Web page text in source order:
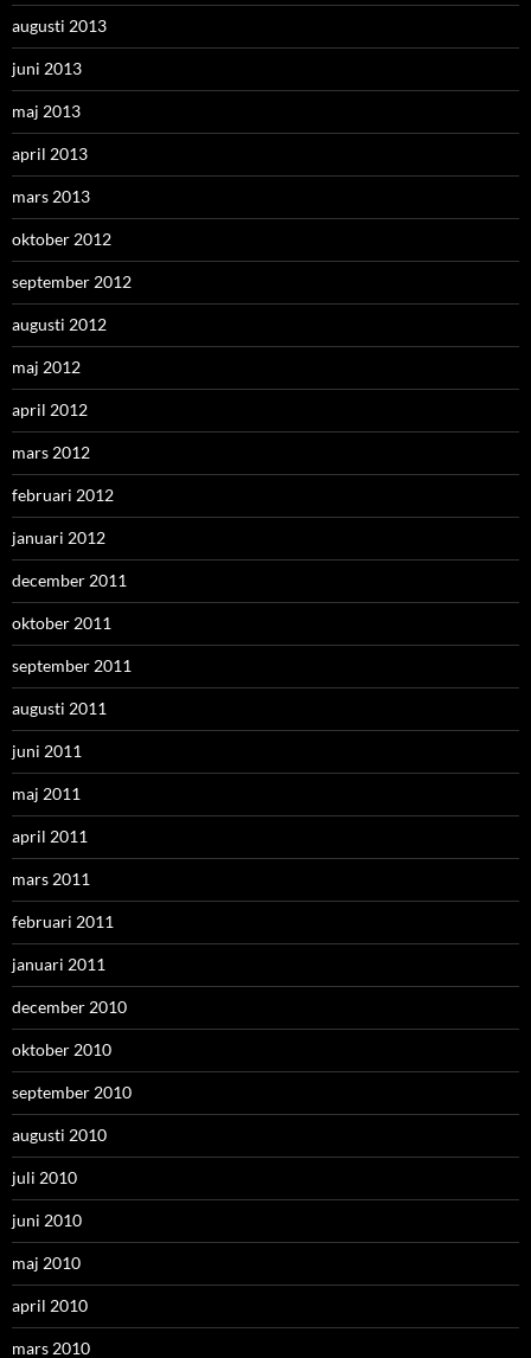
augusti 2013
juni 2013
maj 2013
april 2013
mars 2013
oktober 2012
september 2012
augusti 2012
maj 2012
april 2012
mars 2012
februari 2012
januari 2012
december 2011
oktober 2011
september 2011
augusti 2011
juni 2011
maj 2011
april 2011
mars 2011
februari 2011
januari 2011
december 2010
oktober 2010
september 2010
augusti 2010
juli 2010
juni 2010
maj 2010
april 2010
mars 2010